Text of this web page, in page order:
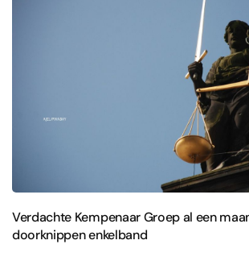
Verdachte Kempenaar Groep al een
doorknippen enkelband